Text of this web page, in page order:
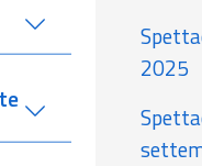
2025